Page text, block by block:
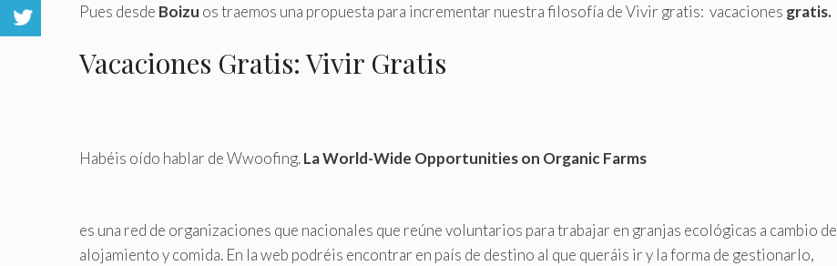
Pues desde Boizu os traemos una propuesta para incrementar nuestra filosofía de Vivir gratis: vacaciones gratis.
Vacaciones Gratis: Vivir Gratis
Habéis oído hablar de Wwoofing.La World-Wide Opportunities on Organic Farms
es una red de organizaciones que nacionales que reúne voluntarios para trabajar en granjas ecológicas a cambio de
alojamiento y comida. En la web podréis encontrar en país de destino al que queráis ir y la forma de gestionarlo,